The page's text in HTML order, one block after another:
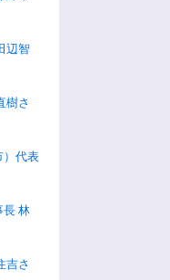
辺智
樹さ
）代表
長 林
吉さ